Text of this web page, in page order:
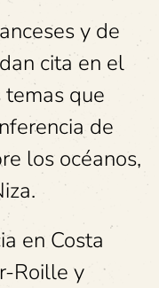
y de
cita en el
que
de
los océanos,
en Costa
Roille y